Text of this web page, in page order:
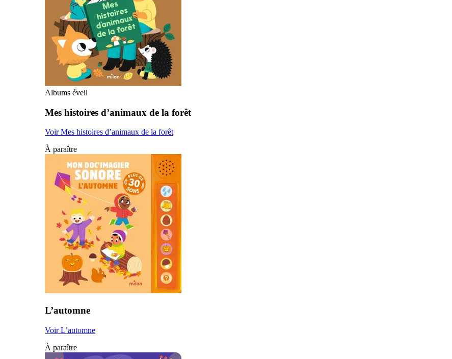
Albums éveil
Mes histoires d’animaux de la forêt
Voir Mes histoires d’animaux de la forêt
À paraître
L’automne
Voir L’automne
À paraître